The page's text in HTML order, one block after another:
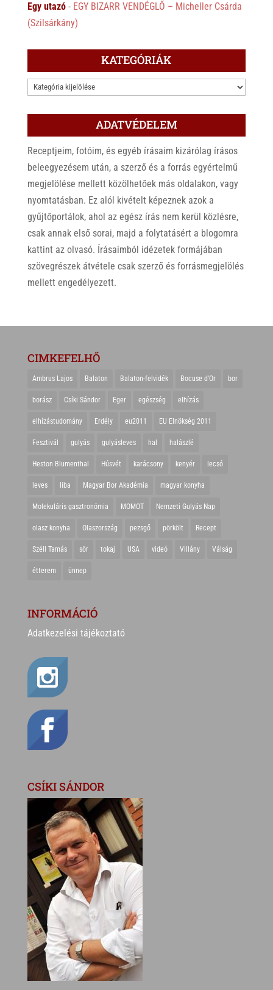
Egy utazó- EGY BIZARR VENDÉGLŐ – Micheller Csárda
(Szilsárkány)
KATEGÓRIÁK
KATEGÓRIÁK
ADATVÉDELEM
Receptjeim, fotóim, és egyéb írásaim kizárólag írásos
beleegyezésem után, a szerző és a forrás egyértelmű
megjelölése mellett közölhetőek más oldalakon, vagy
nyomtatásban. Ez alól kivételt képeznek azok a
gyűjtőportálok, ahol az egész írás nem kerül közlésre,
csak annak első sorai, majd a folytatásért a blogomra
kattint az olvasó. Írásaimból idézetek formájában
szövegrészek átvétele csak szerző és forrásmegjelölés
mellett engedélyezett.
CIMKEFELHŐ
Ambrus Lajos Balaton Balaton-felvidék Bocuse d'Or bor
borász Csíki Sándor Eger egészség elhízás
elhízástudomány Erdély eu2011 EU Elnökség 2011
Fesztivál gulyás gulyásleves hal halászlé
Heston Blumenthal Húsvét karácsony kenyér lecsó
leves liba Magyar Bor Akadémia magyar konyha
Molekuláris gasztronómia MOMOT Nemzeti Gulyás Nap
olasz konyha Olaszország pezsgő pörkölt Recept
Széll Tamás sör tokaj USA videó Villány Válság
étterem ünnep
INFORMÁCIÓ
Adatkezelési tájékoztató
CSÍKI SÁNDOR